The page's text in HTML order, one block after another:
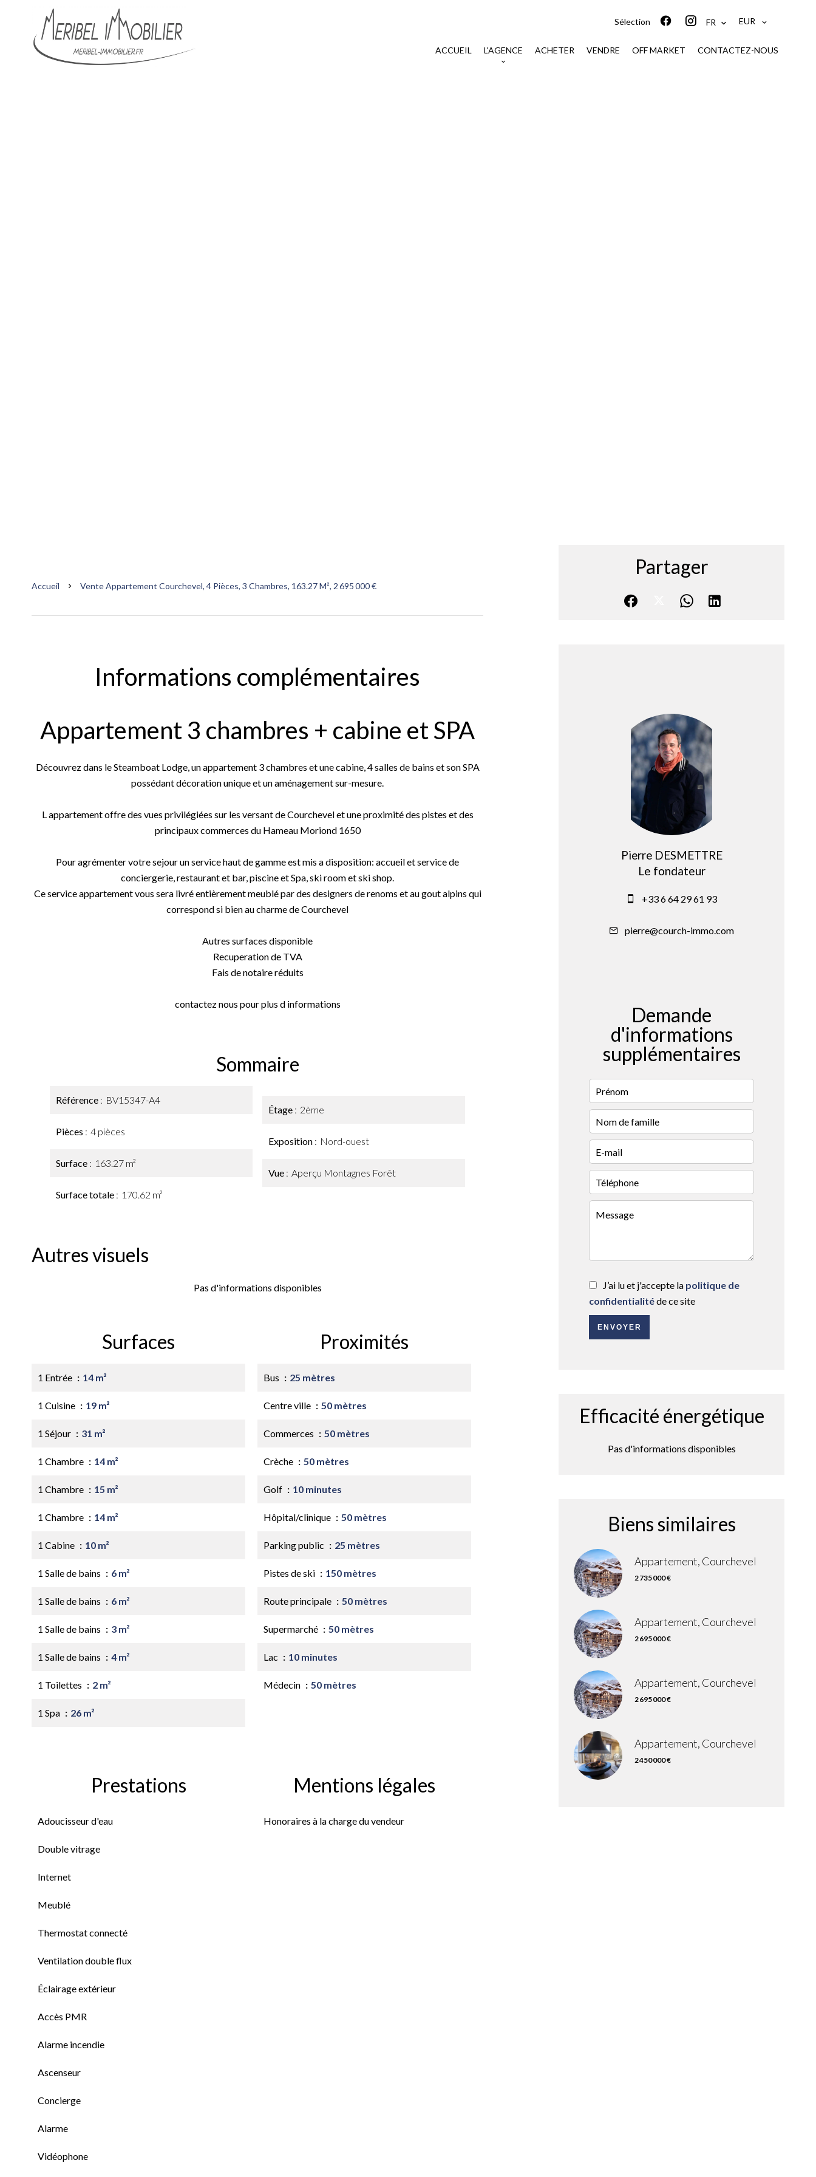
Sélection FR EUR
ACCUEIL L'AGENCE ACHETER VENDRE OFF MARKET CONTACTEZ-NOUS
Accueil Vente Appartement Courchevel, 4 Pièces, 3 Chambres, 163.27 M², 2 695 000 €
Informations complémentaires
Appartement 3 chambres + cabine et SPA
Découvrez dans le Steamboat Lodge, un appartement 3 chambres et une cabine, 4 salles de bains et son SPA
possédant décoration unique et un aménagement sur-mesure.
L appartement offre des vues privilégiées sur les versant de Courchevel et une proximité des pistes et des
principaux commerces du Hameau Moriond 1650
Pour agrémenter votre sejour un service haut de gamme est mis a disposition: accueil et service de
conciergerie, restaurant et bar, piscine et Spa, ski room et ski shop.
Ce service appartement vous sera livré entièrement meublé par des designers de renoms et au gout alpins qui
correspond si bien au charme de Courchevel
Autres surfaces disponible
Recuperation de TVA
Fais de notaire réduits
contactez nous pour plus d informations
Sommaire
Référence BV15347-A4
Pièces 4 pièces
Surface 163.27 m²
Surface totale 170.62 m²
Étage 2ème
Exposition Nord-ouest
Vue Aperçu Montagnes Forêt
Autres visuels
Pas d'informations disponibles
Surfaces
1 Entrée 14 m²
1 Cuisine 19 m²
1 Séjour 31 m²
1 Chambre 14 m²
1 Chambre 15 m²
1 Chambre 14 m²
1 Cabine 10 m²
1 Salle de bains 6 m²
1 Salle de bains 6 m²
1 Salle de bains 3 m²
1 Salle de bains 4 m²
1 Toilettes 2 m²
1 Spa 26 m²
Proximités
Bus 25 mètres
Centre ville 50 mètres
Commerces 50 mètres
Crèche 50 mètres
Golf 10 minutes
Hôpital/clinique 50 mètres
Parking public 25 mètres
Pistes de ski 150 mètres
Route principale 50 mètres
Supermarché 50 mètres
Lac 10 minutes
Médecin 50 mètres
Prestations
Adoucisseur d'eau
Double vitrage
Internet
Meublé
Thermostat connecté
Ventilation double flux
Éclairage extérieur
Accès PMR
Alarme incendie
Ascenseur
Concierge
Alarme
Vidéophone
Mentions légales
Honoraires à la charge du vendeur
Partager
Pierre DESMETTRE
Le fondateur
+33 6 64 29 61 93
pierre@courch-immo.com
Demande
d'informations
supplémentaires
J’ai lu et j'accepte la politique de
confidentialitéde ce site
ENVOYER
Efficacité énergétique
Pas d'informations disponibles
Biens similaires
Appartement, Courchevel
2 735 000 €
Appartement, Courchevel
2 695 000 €
Appartement, Courchevel
2 695 000 €
Appartement, Courchevel
2 450 000 €